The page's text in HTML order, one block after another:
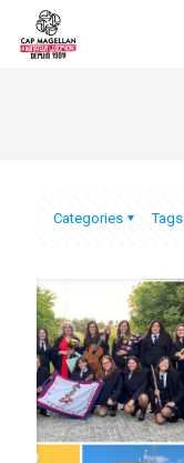
Categories Tags